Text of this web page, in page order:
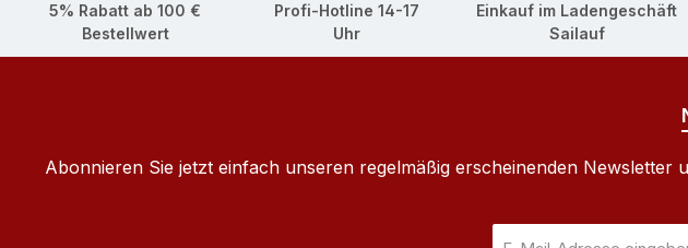
5% Rabatt ab 100 €
Bestellwert
Profi-Hotline 14-17
Uhr
Einkauf im Ladengeschäft
Sailauf
Abonnieren Sie jetzt einfach unseren regelmäßig erscheinenden